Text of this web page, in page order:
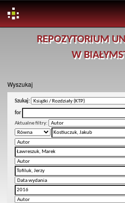
REPOZYTORIUM
W
Wyszukaj
Szukaj:
for
Aktualne filtry: